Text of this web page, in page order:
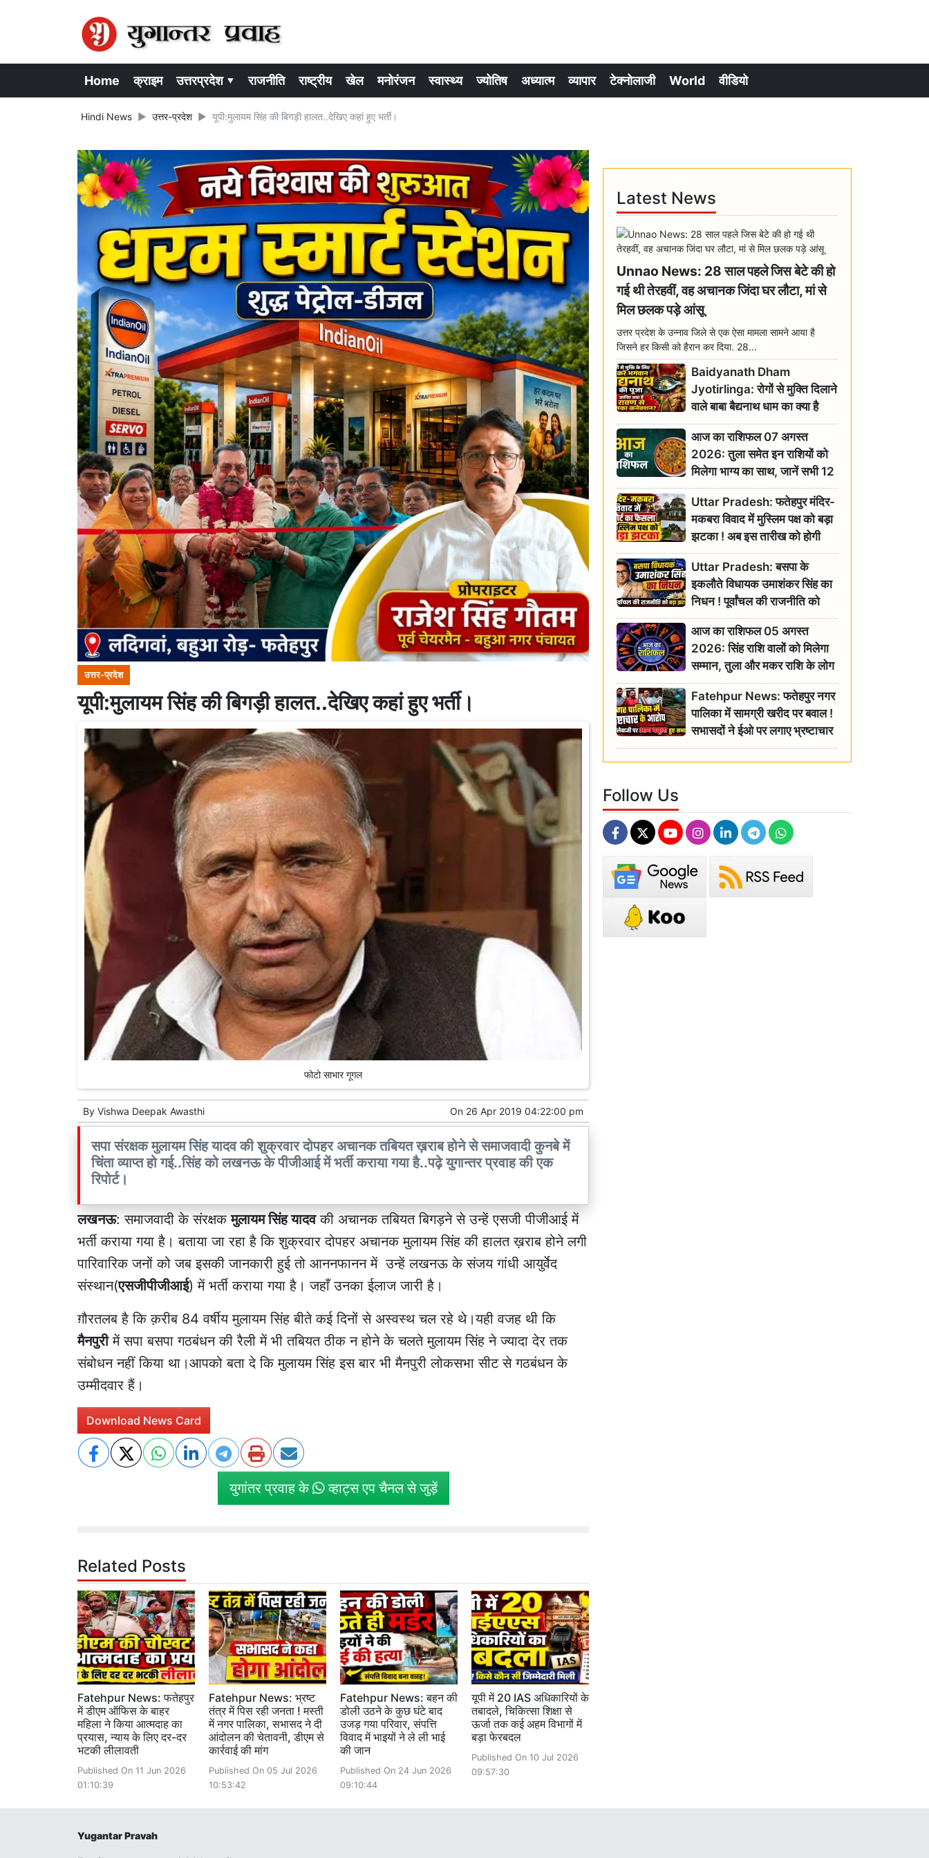
Home क्राइम उत्तरप्रदेश ▾ राजनीति राष्ट्रीय खेल मनोरंजन स्वास्थ्य ज्योतिष अध्यात्म व्यापार टेक्नोलाजी World वीडियो
Hindi News उत्तर-प्रदेश यूपी:मुलायम सिंह की बिगड़ी हालत..देखिए कहां हुए भर्ती।
उत्तर-प्रदेश
यूपी:मुलायम सिंह की बिगड़ी हालत..देखिए कहां हुए भर्ती।
फोटो साभार गूगल
By Vishwa Deepak Awasthi On 26 Apr 2019 04:22:00 pm
सपा संरक्षक मुलायम सिंह यादव की शुक्रवार दोपहर अचानक तबियत ख़राब होने से समाजवादी कुनबे में
चिंता व्याप्त हो गई..सिंह को लखनऊ के पीजीआई में भर्ती कराया गया है..पढ़े युगान्तर प्रवाह की एक
रिपोर्ट।
लखनऊ: समाजवादी के संरक्षकमुलायम सिंह यादवकी अचानक तबियत बिगड़ने से उन्हें एसजी पीजीआई में
भर्ती कराया गया है। बताया जा रहा है कि शुक्रवार दोपहर अचानक मुलायम सिंह की हालत ख़राब होने लगी
पारिवारिक जनों को जब इसकी जानकारी हुई तो आननफानन में उन्हें लखनऊ के संजय गांधी आयुर्वेद
संस्थान(एसजीपीजीआई) में भर्ती कराया गया है। जहाँ उनका ईलाज जारी है।
ग़ौरतलब है कि क़रीब 84 वर्षीय मुलायम सिंह बीते कई दिनों से अस्वस्थ चल रहे थे।यही वजह थी कि
मैनपुरीमें सपा बसपा गठबंधन की रैली में भी तबियत ठीक न होने के चलते मुलायम सिंह ने ज्यादा देर तक
संबोधन नहीं किया था।आपको बता दे कि मुलायम सिंह इस बार भी मैनपुरी लोकसभा सीट से गठबंधन के
उम्मीदवार हैं।
Download News Card
युगांतर प्रवाह के व्हाट्स एप चैनल से जुड़ें
Related Posts
Fatehpur News: फतेहपुर
में डीएम ऑफिस के बाहर
महिला ने किया आत्मदाह का
प्रयास, न्याय के लिए दर-दर
भटकी लीलावती
Published On 11 Jun 2026
01:10:39
Fatehpur News: भ्रष्ट
तंत्र में पिस रही जनता ! मस्ती
में नगर पालिका, सभासद ने दी
आंदोलन की चेतावनी, डीएम से
कार्रवाई की मांग
Published On 05 Jul 2026
10:53:42
Fatehpur News: बहन की
डोली उठने के कुछ घंटे बाद
उजड़ गया परिवार, संपत्ति
विवाद में भाइयों ने ले ली भाई
की जान
Published On 24 Jun 2026
09:10:44
यूपी में 20 IAS अधिकारियों के
तबादले, चिकित्सा शिक्षा से
ऊर्जा तक कई अहम विभागों में
बड़ा फेरबदल
Published On 10 Jul 2026
09:57:30
Latest News
Unnao News: 28 साल पहले जिस बेटे की हो
गई थी तेरहवीं, वह अचानक जिंदा घर लौटा, मां से
मिल छलक पड़े आंसू
उत्तर प्रदेश के उन्नाव जिले से एक ऐसा मामला सामने आया है
जिसने हर किसी को हैरान कर दिया. 28...
Baidyanath Dham
Jyotirlinga: रोगों से मुक्ति दिलाने
वाले बाबा बैद्यनाथ धाम का क्या है
रावण से संबंध? जानिए ज्योतिर्लिंग की
महिमा
आज का राशिफल 07 अगस्त
2026: तुला समेत इन राशियों को
मिलेगा भाग्य का साथ, जानें सभी 12
राशियों का दैनिक भाग्यफल
Uttar Pradesh: फतेहपुर मंदिर-
मकबरा विवाद में मुस्लिम पक्ष को बड़ा
झटका ! अब इस तारीख को होगी
सुनवाई
Uttar Pradesh: बसपा के
इकलौते विधायक उमाशंकर सिंह का
निधन ! पूर्वांचल की राजनीति को
बड़ा झटका, योगी ने जताया दुःख
आज का राशिफल 05 अगस्त
2026: सिंह राशि वालों को मिलेगा
सम्मान, तुला और मकर राशि के लोग
रहें सतर्क
Fatehpur News: फतेहपुर नगर
पालिका में सामग्री खरीद पर बवाल !
सभासदों ने ईओ पर लगाए भ्रष्टाचार
के गंभीर आरोप
Follow Us
Yugantar Pravah